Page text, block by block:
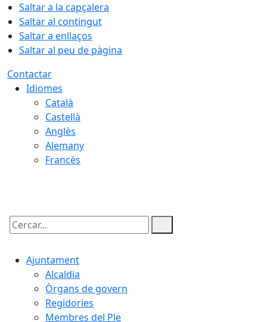
Saltar a la capçalera
Saltar al contingut
Saltar a enllaços
Saltar al peu de pàgina
Contactar
Idiomes
Català
Castellà
Anglès
Alemany
Francès
Cercar:
Ajuntament
Alcaldia
Òrgans de govern
Regidories
Membres del Ple